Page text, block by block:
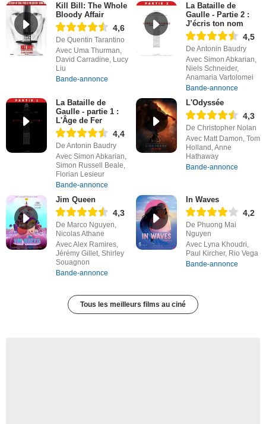
Kill Bill: The Whole
Bloody Affair
4,6
De Quentin Tarantino
Avec Uma Thurman,
David Carradine, Lucy
Liu
Bande-annonce
La Bataille de
Gaulle - Partie 2 :
J’écris ton nom
4,5
De Antonin Baudry
Avec Simon Abkarian,
Niels Schneider,
Anamaria Vartolomei
Bande-annonce
La Bataille de
Gaulle - partie 1 :
L'Âge de Fer
4,4
De Antonin Baudry
Avec Simon Abkarian,
Simon Russell Beale,
Florian Lesieur
Bande-annonce
L'Odyssée
4,3
De Christopher Nolan
Avec Matt Damon, Tom
Holland, Anne
Hathaway
Bande-annonce
Jim Queen
4,3
De Marco Nguyen,
Nicolas Athane
Avec Alex Ramires,
Jérémy Gillet, Shirley
Souagnon
Bande-annonce
In Waves
4,2
De Phuong Mai
Nguyen
Avec Lyna Khoudri,
Paul Kircher, Rio Vega
Bande-annonce
Tous les meilleurs films au ciné